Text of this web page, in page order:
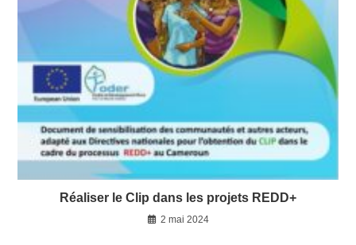
Réaliser le Clip dans les projets REDD+
2 mai 2024